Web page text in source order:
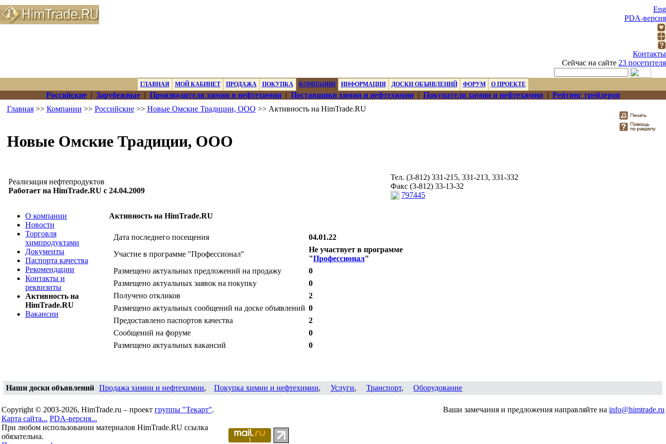
Eng
PDA-версия
Контакты
Сейчас на сайте 23 посетителя
ГЛАВНАЯ МОЙ КАБИНЕТ ПРОДАЖА ПОКУПКА КОМПАНИИ ИНФОРМАЦИЯ ДОСКИ ОБЪЯВЛЕНИЙ ФОРУМ О ПРОЕКТЕ
Российские| Зарубежные| Производители химии и нефтехимии| Поставщики химии и нефтехимии| Покупатели химии и нефтехимии| Рейтинг трейдеров
Главная>> Компании >> Российские>> Новые Омские Традиции, ООО >> Активность на HimTrade.RU
Новые Омские Традиции, ООО
Реализация нефтепродуктов
Работает на HimTrade.RU с 24.04.2009
Тел. (3-812) 331-215, 331-213, 331-332
Факс (3-812) 33-13-32
797445
О компании
Новости
Торговля
химпродуктами
Документы
Паспорта качества
Рекомендации
Контакты и
реквизиты
Активность на
HimTrade.RU
Вакансии
Активность на HimTrade.RU
Дата последнего посещения
04.01.22
Участие в программе "Профессионал"
Не участвует в программе
"Профессионал"
Размещено актуальных предложений на продажу
0
Размещено актуальных заявок на покупку
0
Получено откликов
2
Размещено актуальных сообщений на доске объявлений 0
Предоставлено паспортов качества
2
Сообщений на форуме
0
Размещено актуальных вакансий
0
Наши доски объявлений Продажа химии и нефтехимии, Покупка химии и нефтехимии, Услуги, Транспорт, Оборудование
Copyright © 2003-2026, HimTrade.ru – проект группы "Текарт".
Карта сайта... PDA-версия...
При любом использовании материалов HimTrade.RU ссылка
обязательна.
Ваши замечания и предложения направляйте на info@himtrade.ru